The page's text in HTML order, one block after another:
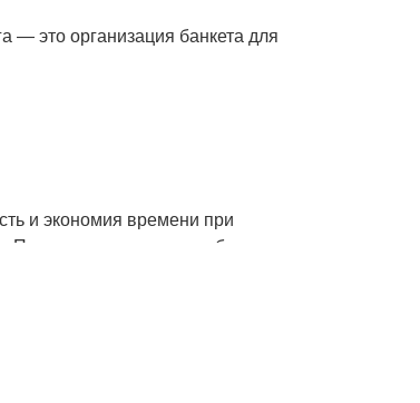
— это организация банкета для
и экономия времени при
Помимо приготовления банкетных
места проведения и времени
которые хотят вкусно поесть и